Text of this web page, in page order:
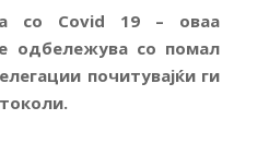
со Covid 19 – оваа
одбележува со помал
почитувајќи ги